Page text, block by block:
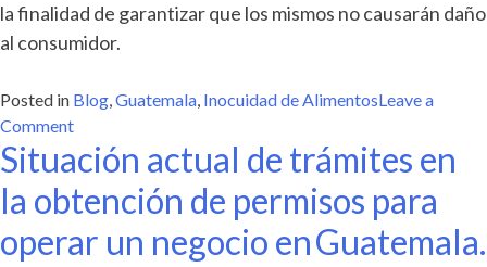
la finalidad de garantizar que los mismos no causarán daño
al consumidor.
Posted in Blog,Guatemala, Inocuidad de AlimentosLeave a
Commenton
Inocuidad
de
Alimentos:
en Guatemala
Situación actual de trámites en
la obtención de permisos para
operar un negocio en Guatemala.